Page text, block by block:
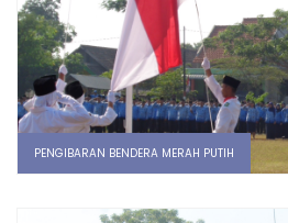
PENGIBARAN BENDERA MERAH PUTIH